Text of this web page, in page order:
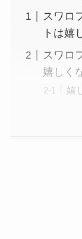
スワロ
トは嬉
スワロ
嬉しく
嬉